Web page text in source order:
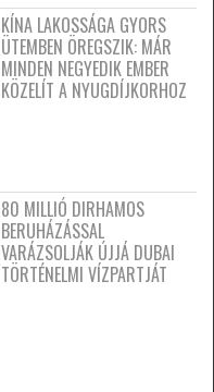
KÍNA LAKOSSÁGA GYORS
ÜTEMBEN ÖREGSZIK: MÁR
MINDEN NEGYEDIK EMBER
KÖZELÍT A NYUGDÍJKORHOZ
80 MILLIÓ DIRHAMOS
BERUHÁZÁSSAL
VARÁZSOLJÁK ÚJJÁ DUBAI
TÖRTÉNELMI VÍZPARTJÁT